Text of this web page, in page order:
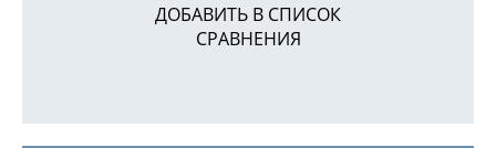
ДОБАВИТЬ В СПИСОК
СРАВНЕНИЯ